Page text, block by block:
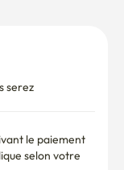
le paiement
selon votre
d'annulation